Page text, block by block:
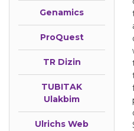
Genamics
ProQuest
TR Dizin
TUBITAK
Ulakbim
Ulrichs Web